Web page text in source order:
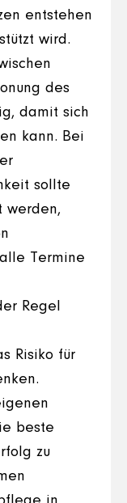
entstehen
wird.
des
damit sich
kann. Bei
sollte
werden,
Termine
Regel
Risiko für
beste
zu